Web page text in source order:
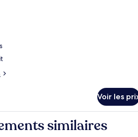
Voir les
similaires